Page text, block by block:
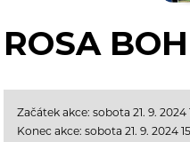
ROSA
Začátek akce: sobota 21. 9. 2024
Konec akce: sobota 21. 9. 2024